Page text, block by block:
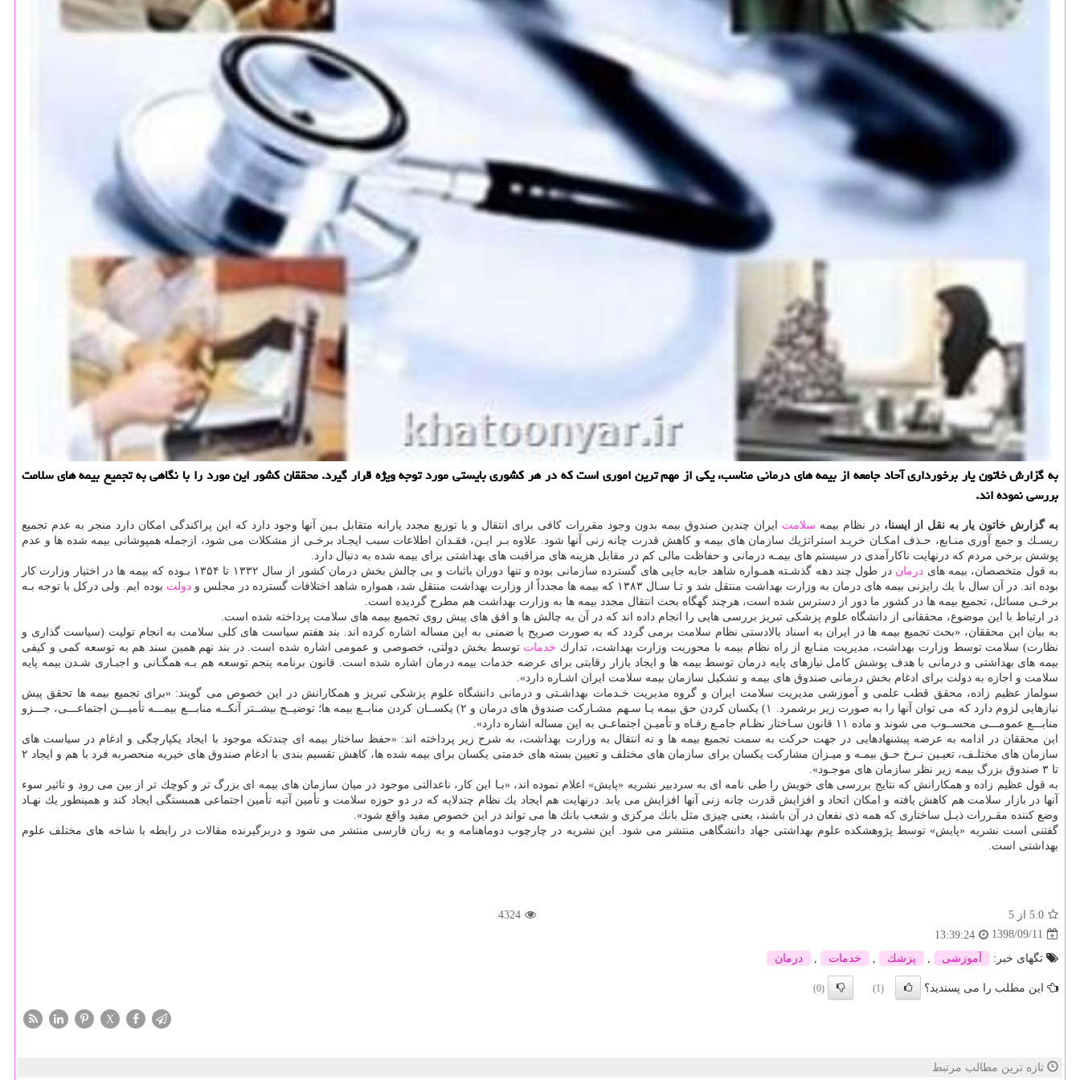
به گزارش خاتون یار برخورداری آحاد جامعه از بیمه های درمانی مناسب، یكی از مهم ترین اموری است كه در هر كشوری بایستی مورد توجه ویژه قرار گیرد. محققان كشور این مورد را با نگاهی به تجمیع بیمه های سلامت
بررسی نموده اند.
به گزارش خاتون یار به نقل از ایسنا، در نظام بیمه سلامت ایران چندین صندوق بیمه بدون وجود مقررات كافی برای انتقال و یا توزیع مجدد یارانه متقابل بـین آنها وجود دارد كه این پراكندگی امكان دارد منجر به عدم تجمیع
ریسـك و جمع آوری منـابع، حـذف امكـان خریـد استراتژیك سازمان های بیمه و كاهش قدرت چانه زنی آنها شود. علاوه بـر ایـن، فقـدان اطلاعات سبب ایجـاد برخـی از مشكلات می شود، ازجمله همپوشانی بیمه شده ها و عدم
پوشش برخی مردم كه درنهایت ناكارآمدی در سیستم های بیمـه درمانی و حفاظت مالی كم در مقابل هزینه های مراقبت های بهداشتی برای بیمه شده به دنبال دارد.
به قول متخصصان، بیمه های درمان
در طول چند دهه گذشـته همـواره شاهد جابه جایی های گسترده سازمانی بوده و تنها دوران باثبات و بی چالش بخش درمان كشور از سال ۱۳۳۲ تا ۱۳۵۴ بـوده كه بیمه ها در اختیار وزارت كار
بوده اند. در آن سال با یك رایزنی بیمه های درمان به وزارت بهداشت منتقل شد و تـا سـال ۱۳۸۳ كه بیمه ها مجدداً از وزارت بهداشت منتقل شد، همواره شاهد اختلافات گسترده در مجلس و
دولت بوده ایم. ولی دركل با توجه بـه
برخـی مسائل، تجمیع بیمه ها در كشور ما دور از دسترس شده است، هرچند گهگاه بحث انتقال مجدد بیمه ها به وزارت بهداشت هم مطرح گردیده است.
در ارتباط با این موضوع، محققانی از دانشگاه علوم پزشكی تبریز بررسی هایی را انجام داده اند كه در آن به چالش ها و افق های پیش روی تجمیع بیمه های سلامت پرداخته شده است.
به بیان این محققان، «بحث تجمیع بیمه ها در ایران به اسناد بالادستی نظام سلامت برمی گردد كه به صورت صریح یا ضمنی به این مساله اشاره كرده اند. بند هفتم سیاست های كلی سلامت به انجام تولیت (سیاست گذاری و
نظارت) سلامت توسط وزارت بهداشت، مدیریت منـابع از راه نظام بیمه با محوریت وزارت بهداشت، تدارك خدمات توسط بخش دولتی، خصوصی و عمومی اشاره شده است. در بند نهم همین سند هم به توسعه كمی و كیفی
بیمه های بهداشتی و درمانی با هدف پوشش كامل نیازهای پایه درمان توسط بیمه ها و ایجاد بازار رقابتی برای عرضه خدمات بیمه درمان اشاره شده است. قانون برنامه پنجم توسعه هم بـه همگـانی و اجبـاری شـدن بیمه پایه
سلامت و اجازه به دولت برای ادغام بخش درمانی صندوق های بیمه و تشكیل سازمان بیمه سلامت ایران اشـاره دارد».
سولماز عظیم زاده، محقق قطب علمی و آموزشی مدیریت سلامت ایران و گروه مدیریت خـدمات بهداشـتی و درمانی دانشگاه علوم پزشكی تبریز و همكارانش در این خصوص می گویند: «برای تجمیع بیمه ها تحقق پیش
نیازهایی لزوم دارد كه می توان آنها را به صورت زیر برشمرد. ۱) یكسان كردن حق بیمه یـا سـهم مشـاركت صندوق های درمان و ۲) یكســان كردن منابــع بیمه ها؛ توضیــح بیشــتر آنكــه منابـــع بیمـــه تأمیـــن اجتماعـــی، جـــزو
منابـــع عمومـــی محســوب می شوند و ماده ۱۱ قانون سـاختار نظـام جامـع رفـاه و تأمیـن اجتماعـی به این مساله اشاره دارد».
این محققان در ادامه به عرضه پیشنهادهایی در جهت حركت به سمت تجمیع بیمه ها و نه انتقال به وزارت بهداشت، به شرح زیر پرداخته اند: «حفظ ساختار بیمه ای چندتكه موجود با ایجاد یكپارچگی و ادغام در سیاست های
سازمان های مختلـف، تعیـین نـرخ حـق بیمـه و میـزان مشاركت یكسان برای سازمان های مختلف و تعیین بسته های خدمتی یكسان برای بیمه شده ها، كاهش تقسیم بندی با ادغام صندوق های خیریه منحصربه فرد با هم و ایجاد ۲
تا ۳ صندوق بزرگ بیمه زیر نظر سازمان های موجـود».
به قول عظیم زاده و همكارانش كه نتایج بررسی های خویش را طی نامه ای به سردبیر نشریه «پایش» اعلام نموده اند، «بـا این كار، ناعدالتی موجود در میان سازمان های بیمه ای بزرگ تر و كوچك تر از بین می رود و تاثیر سوء
آنها در بازار سلامت هم كاهش یافته و امكان اتحاد و افزایش قدرت چانه زنی آنها افزایش می یابد. درنهایت هم ایجاد یك نظام چندلایه كه در دو حوزه سلامت و تأمین آتیه تأمین اجتماعی همبستگی ایجاد كند و همینطور یك نهـاد
وضع كننده مقـررات ذیـل ساختاری كه همه ذی نفعان در آن باشند، یعنی چیزی مثل بانك مركزی و شعب بانك ها می تواند در این خصوص مفید واقع شود».
گفتنی است نشریه «پایش» توسط پژوهشكده علوم بهداشتی جهاد دانشگاهی منتشر می شود. این نشریه در چارچوب دوماهنامه و به زبان فارسی منتشر می شود و دربرگیرنده مقالات در رابطه با شاخه های مختلف علوم
بهداشتی است.
5.0 از 5
4324
1398/09/11
13:39:24
تگهای خبر:
آموزشی , پزشك , خدمات , درمان
این مطلب را می پسندید؟ (1)
(0)
X
تازه ترین مطالب مرتبط